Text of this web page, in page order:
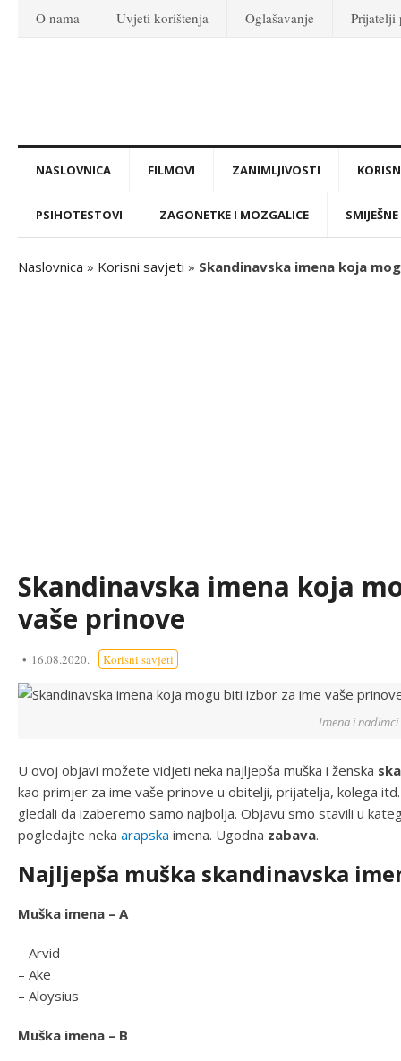
O nama Uvjeti korištenja Oglašavanje Prijatelji
NASLOVNICA FILMOVI ZANIMLJIVOSTI
PSIHOTESTOVI ZAGONETKE I MOZGALICE
Naslovnica » Korisni savjeti » Skandinavska imena koja
Skandinavska imena koja
vaše prinove
16.08.2020. Korisni savjeti
Imena i nadimci
U ovoj objavi možete vidjeti neka najljepša muška i ženska
kao primjer za ime vaše prinove u obitelji, prijatelja, kolega
gledali da izaberemo samo najbolja. Objavu smo stavili u
pogledajte neka arapska imena. Ugodna zabava.
Najljepša muška skandinavska
Muška imena – A
– Arvid
– Ake
– Aloysius
Muška imena – B